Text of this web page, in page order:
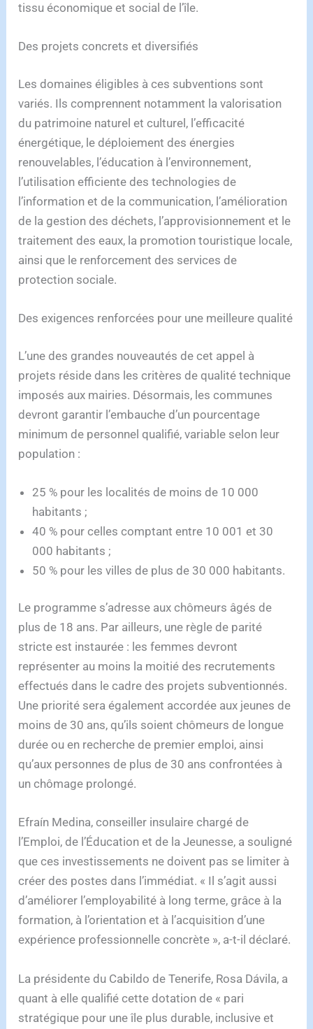
tissu économique et social de l’île.
Des projets concrets et diversifiés
Les domaines éligibles à ces subventions sont
variés. Ils comprennent notamment la valorisation
du patrimoine naturel et culturel, l’efficacité
énergétique, le déploiement des énergies
renouvelables, l’éducation à l’environnement,
l’utilisation efficiente des technologies de
l’information et de la communication, l’amélioration
de la gestion des déchets, l’approvisionnement et le
traitement des eaux, la promotion touristique locale,
ainsi que le renforcement des services de
protection sociale.
Des exigences renforcées pour une meilleure qualité
L’une des grandes nouveautés de cet appel à
projets réside dans les critères de qualité technique
imposés aux mairies. Désormais, les communes
devront garantir l’embauche d’un pourcentage
minimum de personnel qualifié, variable selon leur
population :
25 % pour les localités de moins de 10 000
habitants ;
40 % pour celles comptant entre 10 001 et 30
000 habitants ;
50 % pour les villes de plus de 30 000 habitants.
Le programme s’adresse aux chômeurs âgés de
plus de 18 ans. Par ailleurs, une règle de parité
stricte est instaurée : les femmes devront
représenter au moins la moitié des recrutements
effectués dans le cadre des projets subventionnés.
Une priorité sera également accordée aux jeunes de
moins de 30 ans, qu’ils soient chômeurs de longue
durée ou en recherche de premier emploi, ainsi
qu’aux personnes de plus de 30 ans confrontées à
un chômage prolongé.
Efraín Medina, conseiller insulaire chargé de
l’Emploi, de l’Éducation et de la Jeunesse, a souligné
que ces investissements ne doivent pas se limiter à
créer des postes dans l’immédiat. « Il s’agit aussi
d’améliorer l’employabilité à long terme, grâce à la
formation, à l’orientation et à l’acquisition d’une
expérience professionnelle concrète », a-t-il déclaré.
La présidente du Cabildo de Tenerife, Rosa Dávila, a
quant à elle qualifié cette dotation de « pari
stratégique pour une île plus durable, inclusive et